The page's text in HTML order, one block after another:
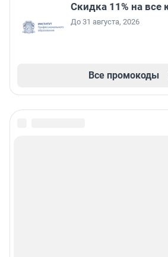
Скидка 11% на все
До 31 августа, 2026
Все промокоды